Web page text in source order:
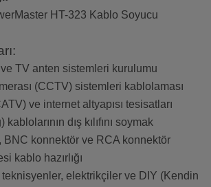
HT-323 Kablo Soyucu
TV anten sistemleri kurulumu
(CCTV) sistemleri kablolaması
ve internet altyapısı tesisatları
dış kılıfını soymak
BNC konnektör ve RCA konnektör
kablo hazırlığı
teknisyenler, elektrikçiler ve DIY (Kendin